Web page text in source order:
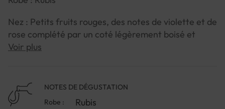
Nez : Petits fruits rouges, des notes de violette et de
rose complété par un coté légèrement boisé et
vanillé
gourmandise, des tanins fondus à souhait et une
longueur incroyable
Voir plus
NOTES DE DÉGUSTATION
Robe :
Rubis